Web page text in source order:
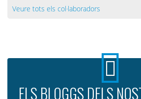
Veure tots els col·laboradors
ELS BLOGGS DELS